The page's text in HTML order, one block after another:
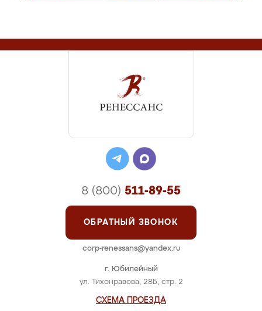
г. Юбилейный
ул. Тихонравова, 28Б, стр. 2
СХЕМА ПРОЕЗДА
8 (800) 511-89-55
ОБРАТНЫЙ ЗВОНОК
corp-renessans@yandex.ru